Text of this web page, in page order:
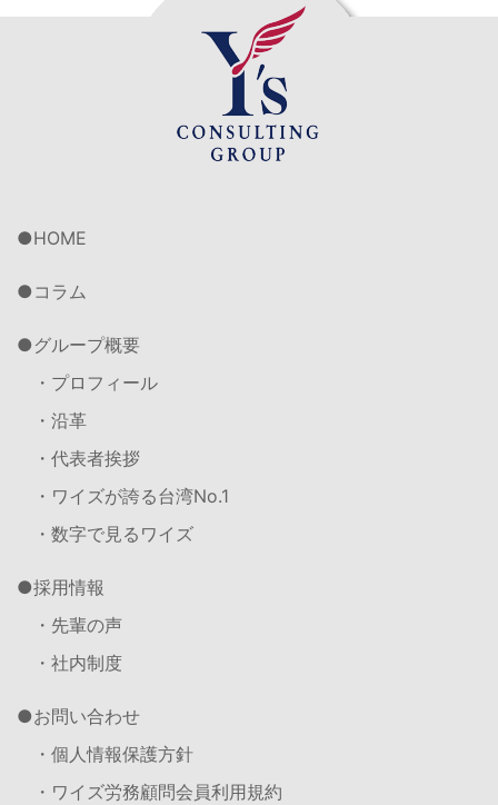
HOME
コラム
グループ概要
・プロフィール
・沿革
・代表者挨拶
・ワイズが誇る台湾No.1
・数字で見るワイズ
採用情報
・先輩の声
・社内制度
お問い合わせ
・個人情報保護方針
・ワイズ労務顧問会員利用規約